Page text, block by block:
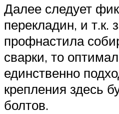
Далее следует
перекладин, и т.к.
профнастила
сварки, то
единственно
крепления здесь
болтов.